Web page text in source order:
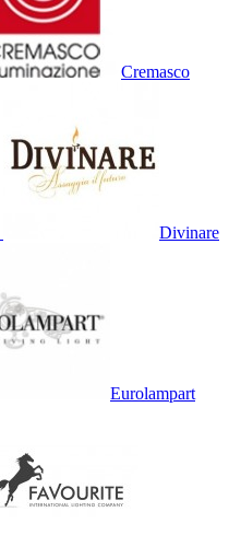
Cremasco
Divinare
Eurolampart